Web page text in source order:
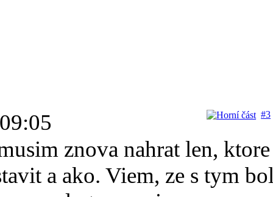
#3
znova nahrat len, ktore
a ako. Viem, ze s tym